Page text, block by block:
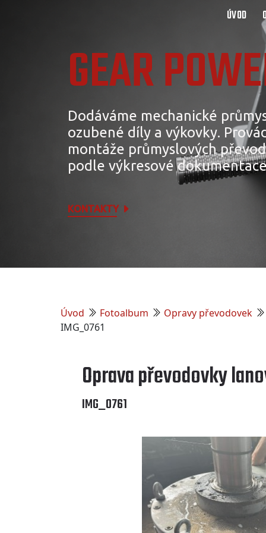
ÚVOD
GEAR
Dodáváme mechanické
ozubené díly a výkovky.
montáže průmyslových
podle výkresové
KONTAKTY
Úvod Fotoalbum
Opravy převodovek
IMG_0761
Oprava převodovky
IMG_0761